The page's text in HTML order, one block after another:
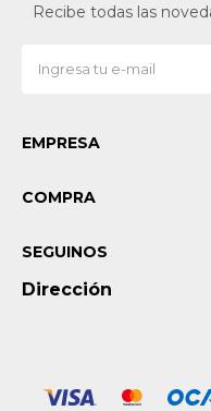
Recibe todas las
EMPRESA
COMPRA
Dirección
SEGUINOS